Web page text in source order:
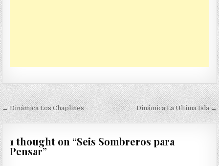
Navegación
de
entradas
← Dinámica Los Chaplines Dinámica La Ultima Isla →
1 thought on “Seis Sombreros para
Pensar”